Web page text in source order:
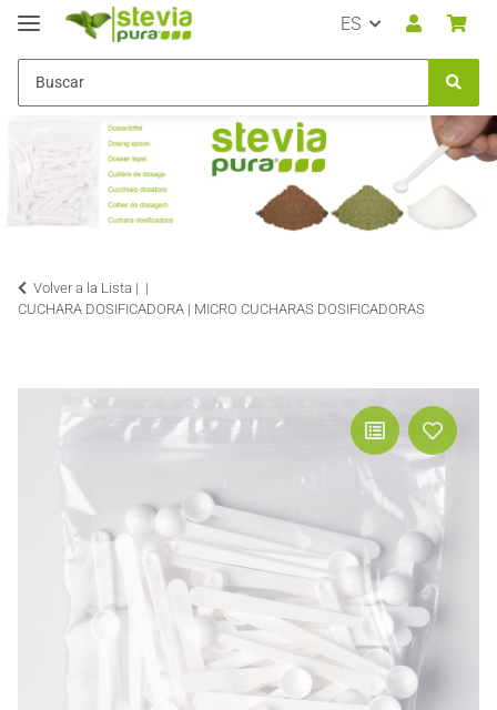
ES
Volver a la Lista |
CUCHARA DOSIFICADORA | MICRO CUCHARAS DOSIFICADORAS